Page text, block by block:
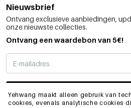
Yehwang maakt alleen gebruik van
cookies, evenals analytische cookies
Nieuwsbrief
Ontvang exclusieve aanbiedingen,
onze nieuwste collecties.
Ontvang een waardebon van 5€!
SCHRIJF ME